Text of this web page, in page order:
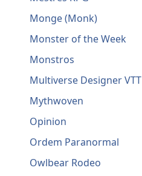
Monge (Monk)
Monster of the Week
Monstros
Multiverse Designer VTT
Mythwoven
Opinion
Ordem Paranormal
Owlbear Rodeo